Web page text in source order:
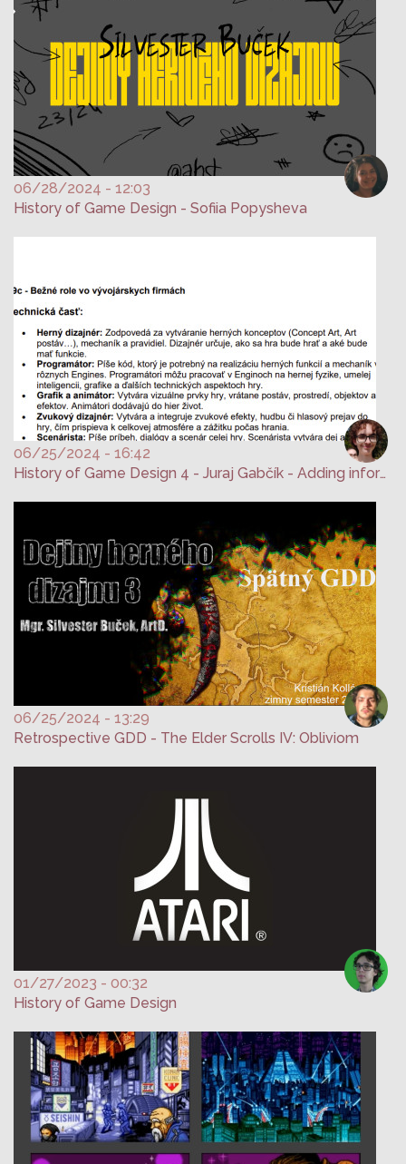
06/28/2024 - 12:03
History of Game Design - Sofiia Popysheva
06/25/2024 - 16:42
History of Game Design 4 - Juraj Gabčík - Adding information to state exam questions
06/25/2024 - 13:29
Retrospective GDD - The Elder Scrolls IV: Obliviom
01/27/2023 - 00:32
History of Game Design